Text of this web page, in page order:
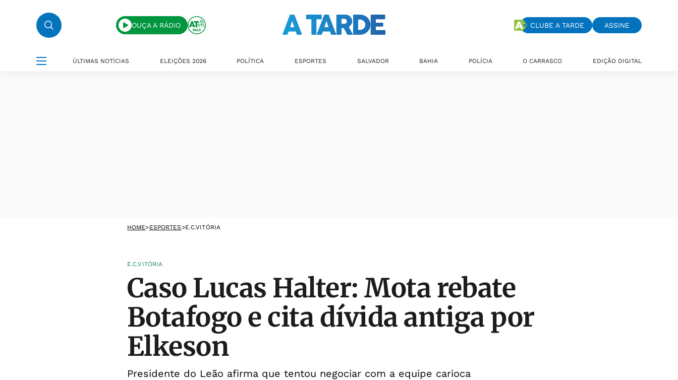
OUÇA A RÁDIO CLUBE A TARDE ASSINE
ÚLTIMAS NOTÍCIAS ELEIÇÕES 2026 POLÍTICA ESPORTES SALVADOR BAHIA POLÍCIA O CARRASCO EDIÇÃO DIGITAL
HOME>ESPORTES>E.C.VITÓRIA
E.C.VITÓRIA
Caso Lucas Halter: Mota rebate
Botafogo e cita dívida antiga por
Elkeson
Presidente do Leão afirma que tentou negociar com a equipe carioca